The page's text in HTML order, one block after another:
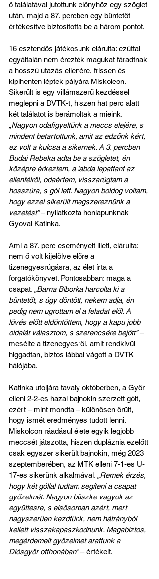
ő találatával jutottunk előnyhöz egy szöglet
után, majd a 87. percben egy büntetőt
értékesítve biztosította be a három pontot.
16 esztendős játékosunk elárulta: ezúttal
egyáltalán nem érezték magukat fáradtnak
a hosszú utazás ellenére, frissen és
kipihenten léptek pályára Miskolcon.
Sikerült is egy villámszerű kezdéssel
meglepni a DVTK-t, hiszen hat perc alatt
két találatot is berámoltak a mieink.
„Nagyon odafigyeltünk a meccs elejére, s
mindent betartottunk, amit az edzőnk kért,
ez volt a kulcsa a sikernek. A 3. percben
Budai Rebeka adta be a szögletet, én
középre érkeztem, a labda lepattant az
ellenfélről, odaértem, visszarúgtam a
hosszúra, s gól lett. Nagyon boldog voltam,
hogy ezzel sikerült megszereznünk a
vezetést” – nyilatkozta honlapunknak
Gyovai Katinka.
Ami a 87. perc eseményeit illeti, elárulta:
nem ő volt kijelölve előre a
tizenegyesrúgásra, az élet írta a
forgatókönyvet. Pontosabban: maga a
csapat. „Barna Bíborka harcolta ki a
büntetőt, s úgy döntött, nekem adja, én
pedig nem ugrottam el a feladat elől. A
lövés előtt eldöntöttem, hogy a kapu jobb
oldalát választom, s szerencsére bejött” –
mesélte a tizenegyesről, amit rendkívül
higgadtan, biztos lábbal vágott a DVTK
hálójába.
Katinka utoljára tavaly októberben, a Győr
elleni 2-2-es hazai bajnokin szerzett gólt,
ezért – mint mondta – különösen örült,
hogy ismét eredményes tudott lenni.
Miskolcon ráadásul élete egyik legjobb
meccsét játszotta, hiszen dupláznia ezelőtt
csak egyszer sikerült bajnokin, még 2023
szeptemberében, az MTK elleni 7-1-es U-
17-es sikerünk alkalmával. „Remek érzés,
hogy két góllal tudtam segíteni a csapat
győzelmét. Nagyon büszke vagyok az
együttesre, s elsősorban azért, mert
nagyszerűen kezdtünk, nem hátrányból
kellett visszakapaszkodnunk. Magabiztos,
megérdemelt győzelmet arattunk a
Diósgyőr otthonában” – értékelt.